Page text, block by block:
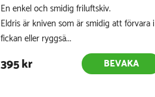
En enkel och smidig friluftskiv.
Eldris är kniven som är smidig att förvara i
fickan eller ryggsä...
395 kr BEVAKA